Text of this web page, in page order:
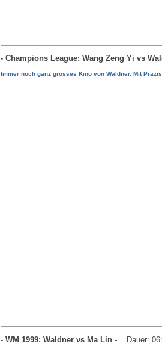
- Champions League: Wang Zeng Yi vs
Immer noch ganz grosses Kino von Waldner. Mit
- WM 1999: Waldner vs Ma Lin - Dauer: